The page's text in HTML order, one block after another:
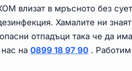
влизат в мръсното без
Хамалите ни
отпадъци така че да
на 0899 18 97 90 .